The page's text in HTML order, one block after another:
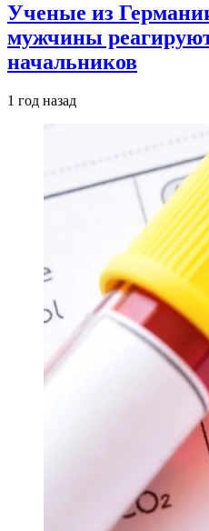
Ученые из
мужчины
начальников
1 год назад